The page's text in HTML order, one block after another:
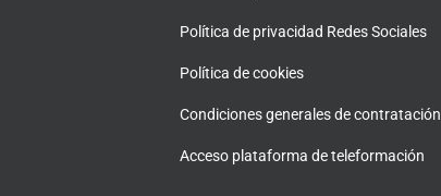
Política de privacidad Redes Sociales
Política de cookies
Condiciones generales de contratación
Acceso plataforma de teleformación